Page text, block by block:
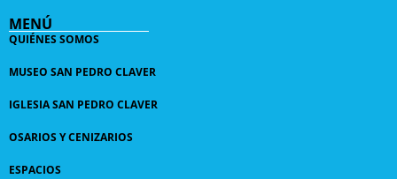
MENÚ
QUIÉNES SOMOS
MUSEO SAN PEDRO CLAVER
IGLESIA SAN PEDRO CLAVER
OSARIOS Y CENIZARIOS
ESPACIOS